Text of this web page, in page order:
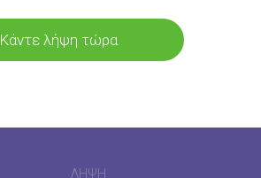
Κάντε λήψη τώρα
ΛΉΨΗ